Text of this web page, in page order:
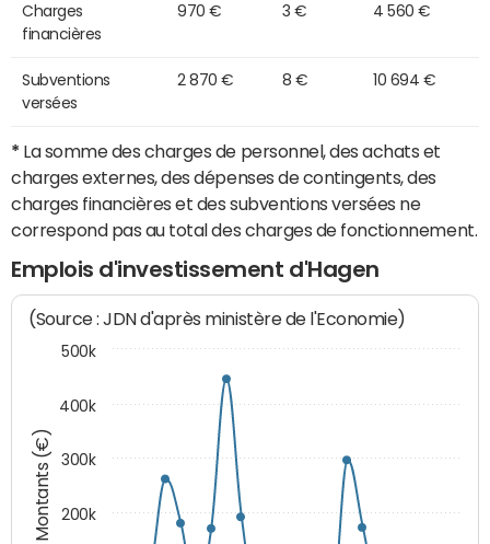
Charges
financières
970 € 3 € 4 560 €
Subventions
versées
2 870 € 8 € 10 694 €
* La somme des charges de personnel, des achats et
charges externes, des dépenses de contingents, des
charges financières et des subventions versées ne
correspond pas au total des charges de fonctionnement.
Emplois d'investissement d'Hagen
Montants (€)
(Source : JDN d'après ministère de l'Economie)
200k
300k
400k
500k